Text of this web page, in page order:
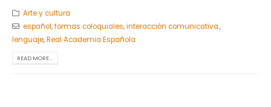
Arte y cultura
español,formas coloquiales,interacción comunicativa.,
lenguaje,Real Academia Española
READ MORE...